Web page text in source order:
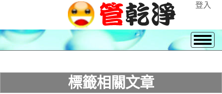
登入
標籤相關文章